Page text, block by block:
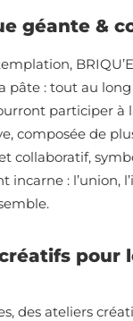
géante &
pâte : tout au
participer à
composée de
collaboratif,
incarne : l’union,
pour
des ateliers